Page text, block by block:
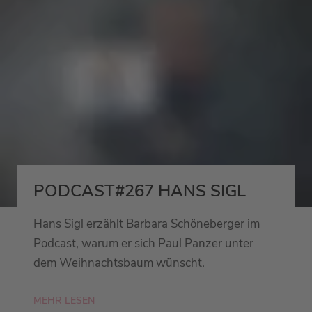
PODCAST#267 HANS SIGL
Hans Sigl erzählt Barbara Schöneberger im
Podcast, warum er sich Paul Panzer unter
dem Weihnachtsbaum wünscht.
MEHR LESEN